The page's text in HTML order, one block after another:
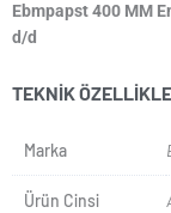
Ebmpapst 400 MM
d/d
TEKNIK
Marka
Ürün Cinsi